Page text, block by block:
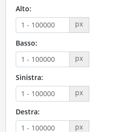
Alto:
px
Basso:
px
Sinistra:
px
Destra:
px